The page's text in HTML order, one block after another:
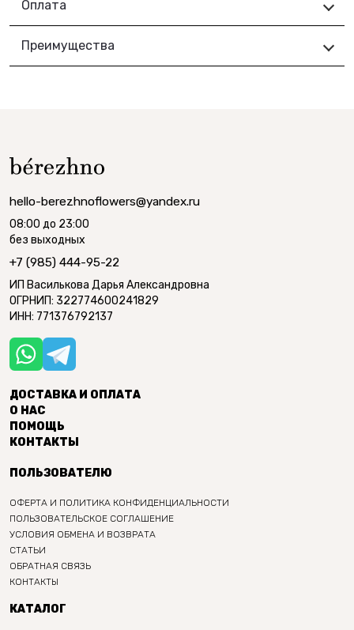
Оплата
Преимущества
hello-berezhnoflowers@yandex.ru
08:00 до 23:00
без выходных
+7 (985) 444-95-22
ИП Василькова Дарья Александровна
ОГРНИП: 322774600241829
ИНН: 771376792137
ДОСТАВКА И ОПЛАТА
О НАС
ПОМОЩЬ
КОНТАКТЫ
ПОЛЬЗОВАТЕЛЮ
ОФЕРТА И ПОЛИТИКА КОНФИДЕНЦИАЛЬНОСТИ
ПОЛЬЗОВАТЕЛЬСКОЕ СОГЛАШЕНИЕ
УСЛОВИЯ ОБМЕНА И ВОЗВРАТА
СТАТЬИ
ОБРАТНАЯ СВЯЗЬ
КОНТАКТЫ
КАТАЛОГ